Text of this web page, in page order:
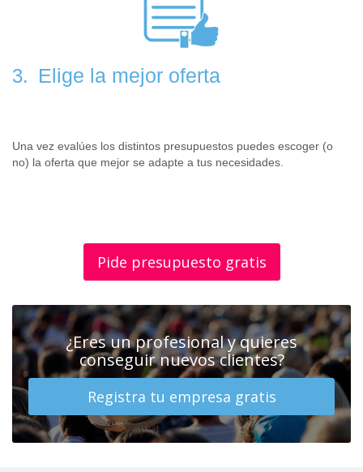
3. Elige la mejor oferta
Una vez evalúes los distintos presupuestos puedes escoger (o
no) la oferta que mejor se adapte a tus necesidades.
Pide presupuesto gratis
¿Eres un profesional y quieres
conseguir nuevos clientes?
Registra tu empresa gratis